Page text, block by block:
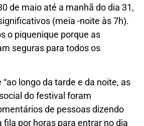
de maio até a manhã do dia 31,
(meia -noite às 7h).
o piquenique porque as
seguras para todos os
“ao longo da tarde e da noite, as
do festival foram
de pessoas dizendo
fila por horas para entrar no dia